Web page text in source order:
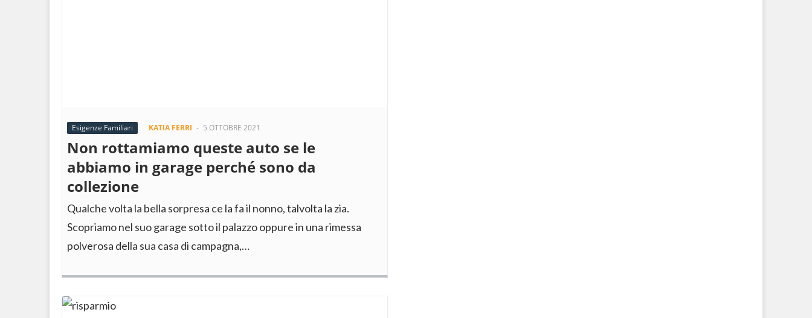
Esigenze Familiari KATIA FERRI - 5 OTTOBRE 2021
Non rottamiamo queste auto se le
abbiamo in garage perché sono da
collezione
Qualche volta la bella sorpresa ce la fa il nonno, talvolta la zia.
Scopriamo nel suo garage sotto il palazzo oppure in una rimessa
polverosa della sua casa di campagna,…